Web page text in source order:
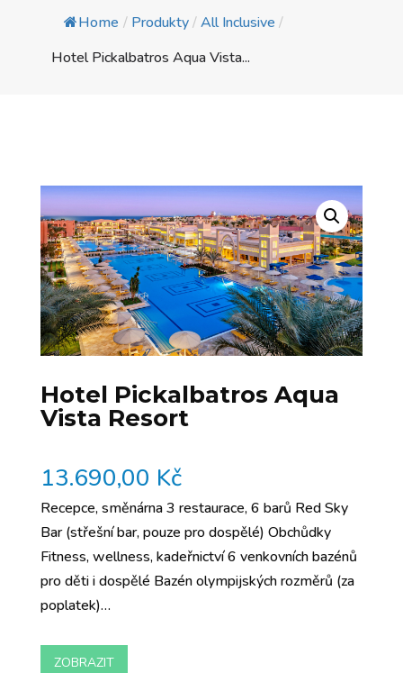
Home / Produkty/All Inclusive /
Hotel Pickalbatros Aqua Vista...
Hotel Pickalbatros Aqua
Vista Resort
13.690,00 Kč
Recepce, směnárna 3 restaurace, 6 barů Red Sky
Bar (střešní bar, pouze pro dospělé) Obchůdky
Fitness, wellness, kadeřnictví 6 venkovních bazénů
pro děti i dospělé Bazén olympijských rozměrů (za
poplatek)…
ZOBRAZIT